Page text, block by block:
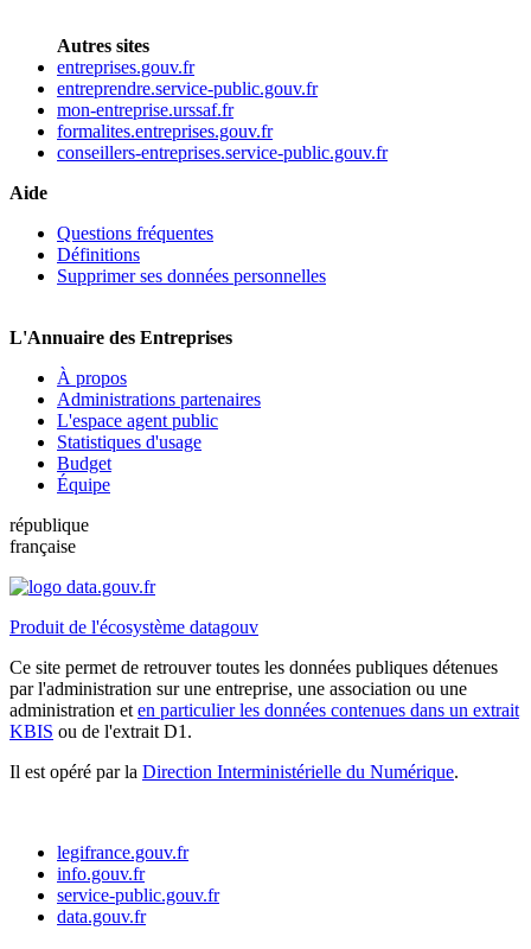
Autres sites
entreprises.gouv.fr
entreprendre.service-public.gouv.fr
mon-entreprise.urssaf.fr
formalites.entreprises.gouv.fr
conseillers-entreprises.service-public.gouv.fr
Aide
Questions fréquentes
Définitions
Supprimer ses données personnelles
L'Annuaire des Entreprises
À propos
Administrations partenaires
L'espace agent public
Statistiques d'usage
Budget
Équipe
république
française
Produit de l'écosystème datagouv
Ce site permet de retrouver toutes les données publiques détenues
par l'administration sur une entreprise, une association ou une
administration et en particulier les données contenues dans un extrait
KBIS ou de l'extrait D1.
Il est opéré par la Direction Interministérielle du Numérique.
legifrance.gouv.fr
info.gouv.fr
service-public.gouv.fr
data.gouv.fr